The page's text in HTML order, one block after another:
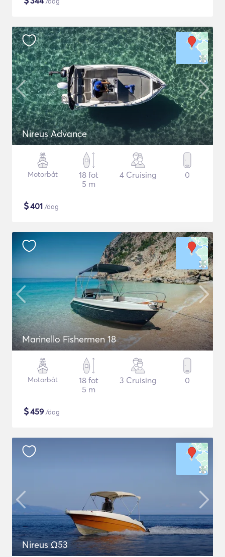
Nireus Advance
Motorbåt
18 fot
5 m
4 Cruising 0
$401 /dag
Marinello Fishermen 18
Motorbåt
18 fot
5 m
3 Cruising 0
$459 /dag
Nireus Ω53